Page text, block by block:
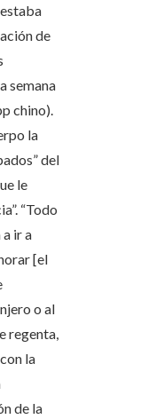
de
semana
chino).
la
del
le
“Todo
a ir a
[el
o al
regenta,
la
de la